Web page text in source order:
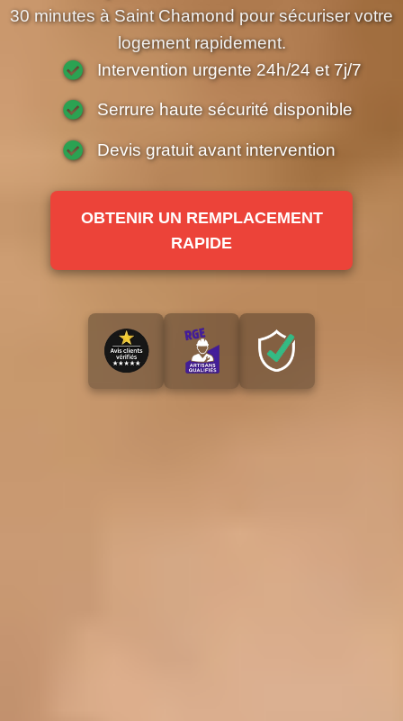
30 minutes à Saint Chamond pour sécuriser votre
logement rapidement.
Intervention urgente 24h/24 et 7j/7
Serrure haute sécurité disponible
Devis gratuit avant intervention
OBTENIR UN REMPLACEMENT
RAPIDE